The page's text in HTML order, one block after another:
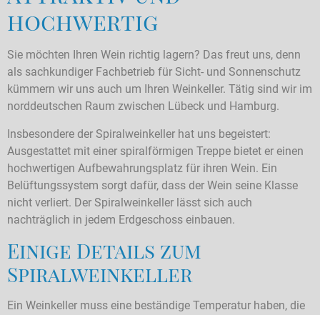
hochwertig
Sie möchten Ihren Wein richtig lagern? Das freut uns, denn
als sachkundiger Fachbetrieb für Sicht- und Sonnenschutz
kümmern wir uns auch um Ihren Weinkeller. Tätig sind wir im
norddeutschen Raum zwischen Lübeck und Hamburg.
Insbesondere der Spiralweinkeller hat uns begeistert:
Ausgestattet mit einer spiralförmigen Treppe bietet er einen
hochwertigen Aufbewahrungsplatz für ihren Wein. Ein
Belüftungssystem sorgt dafür, dass der Wein seine Klasse
nicht verliert. Der Spiralweinkeller lässt sich auch
nachträglich in jedem Erdgeschoss einbauen.
Einige Details zum
Spiralweinkeller
Ein Weinkeller muss eine beständige Temperatur haben, die